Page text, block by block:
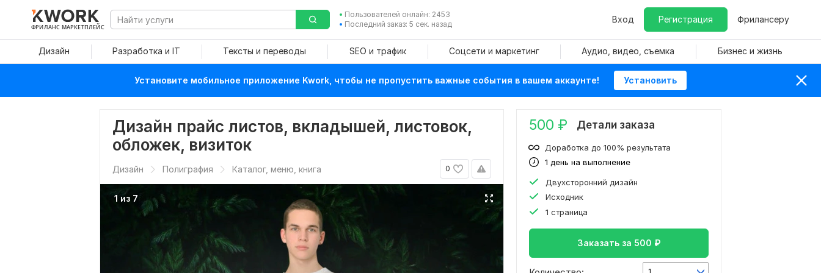
ФРИЛАНС МАРКЕТПЛЕЙС
Пользователей онлайн: 2453
Последний заказ: 5 сек. назад
Вход Регистрация Фрилансеру
Дизайн Разработка и IT Тексты и переводы SEO и трафик Соцсети и маркетинг Аудио, видео, съемка Бизнес и жизнь
Установите мобильное приложение Kwork, чтобы не пропустить важные события в вашем аккаунте! Установить
Дизайн прайс листов, вкладышей, листовок,
обложек, визиток
0
Дизайн Полиграфия Каталог, меню, книга
1 из 7
500 ₽ Детали заказа
1 день на выполнение
Доработка до 100% результата
Двухсторонний дизайн
Исходник
1 страница
Заказать за 500 ₽